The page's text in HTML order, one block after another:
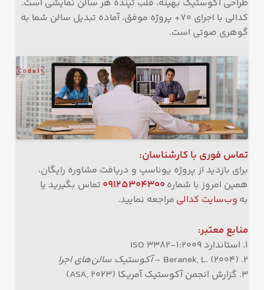
طراحی آکوستیک بهینه، قلب تپنده هر سالن نمایشی است.
کدالی با اجرای ۷۰+ پروژه موفق، آماده تبدیل سالن شما به
گوهری صوتی است.
تماس فوری با کارشناسان:
برای بازدید از پروژه یوناسپ و دریافت مشاوره رایگان،
همین امروز با شماره ۰۹۱۲۵۳۰۴۳۰۰ تماس بگیرید یا
به وب‌سایت کدالی مراجعه نمایید.
منابع معتبر:
۱. استاندارد ISO 3382-1:2009
۲. Beranek, L. (2004) –
آکوستیک سالن‌های اجرا
۳. گزارش انجمن آکوستیک آمریکا (ASA, 2023)